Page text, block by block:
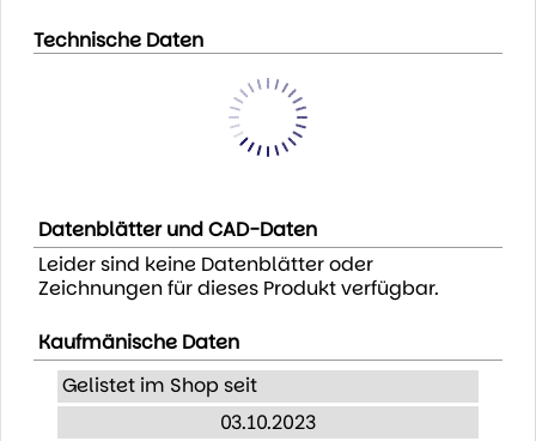
Technische Daten
Datenblätter und CAD-Daten
Leider sind keine Datenblätter oder
Zeichnungen für dieses Produkt verfügbar.
Kaufmänische Daten
Gelistet im Shop seit
03.10.2023